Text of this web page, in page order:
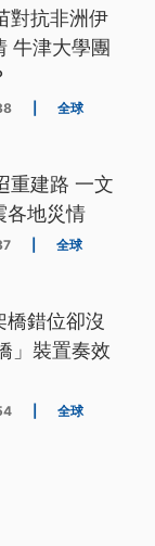
對抗非洲伊
牛津大學團
全球
重建路 一文
各地災情
全球
橋錯位卻沒
」裝置奏效
全球